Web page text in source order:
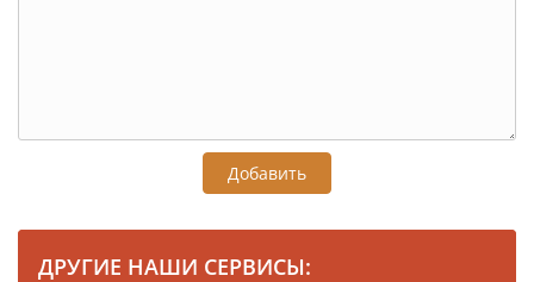
Добавить
ДРУГИЕ НАШИ СЕРВИСЫ: